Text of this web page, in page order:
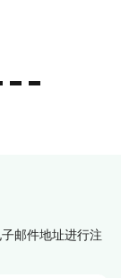
邮件地址进行注